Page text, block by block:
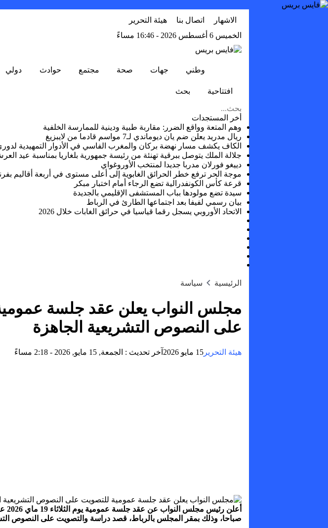
الاشهار اتصال بنا
هيئة التحرير
الخميس 6 أغسطس 2026 - 16:46 مساءً
وطني جهات صحة مجتمع حوادث دولي
افتتاحية بحث
أخر المستجدات
وهم المتعة وواقع الضرر: مقاربة طبية ودينية للممارسة الخلفية
ريال مدريد يعلن ضم يان ديوماندي لـ7 مواسم قادما من لايبزيغ
الكاف يكشف مسار نهضة بركان والمغرب الفاسي في الأدوار التمهيدية
جلالة الملك يتوصل ببرقية تهنئة من رئيسة جمهورية بلغاريا بمناسبة عيد
دييغو فورلان مدربا جديدا لمنتخب الأوروغواي
موجة الحر ترفع خطر الحرائق الغابوية إلى أعلى مستوى في أربعة أقاليم
قرعة كأس الكونفدرالية تضع الرجاء أمام اختبار مبكر
سيدة تضع مولودها بباب المستشفى الإقليمي بالجديدة
بيان رسمي لفيفا بعد اجتماعها الطارئ في الرباط
الاتحاد الأوروبي يسجل رقما قياسيا في حرائق الغابات خلال 2026
الرئيسية سياسة
مجلس النواب يعلن عقد جلسة
على النصوص التشريعية الجاهزة
هيئة التحرير 15 مايو 2026 آخر تحديث : الجمعة, 15 مايو, 2026 - 2:18 مساءً
صباحا، وذلك بمقر المجلس بالرباط، قصد دراسة والتصويت على النصوص